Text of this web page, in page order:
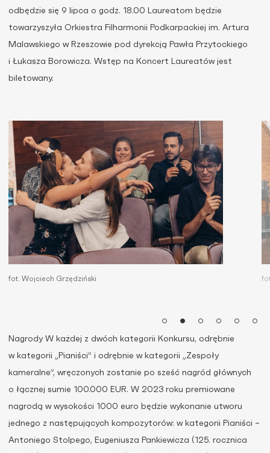
odbędzie się 9 lipca o godz. 18.00 Laureatom będzie
towarzyszyła Orkiestra Filharmonii Podkarpackiej im. Artura
Malawskiego w Rzeszowie pod dyrekcją Pawła Przytockiego
i Łukasza Borowicza. Wstęp na Koncert Laureatów jest
biletowany.
fot. Wojciech Grzędziński
Nagrody W każdej z dwóch kategorii Konkursu, odrębnie
w kategorii „Pianiści” i odrębnie w kategorii „Zespoły
kameralne”, wręczonych zostanie po sześć nagród głównych
o łącznej sumie 100.000 EUR. W 2023 roku premiowane
nagrodą w wysokości 1000 euro będzie wykonanie utworu
jednego z następujących kompozytorów: w kategorii Pianiści –
Antoniego Stolpego, Eugeniusza Pankiewicza (125. rocznica